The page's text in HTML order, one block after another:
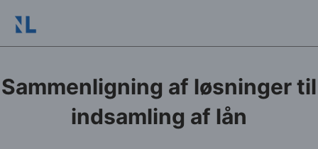
Sammenligning af løsninger til
indsamling af lån